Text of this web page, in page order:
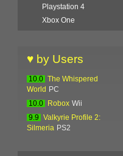
Playstation 4
Xbox One
♥ by Users
10.0
The Whispered
World
PC
10.0
Robox Wii
9.9
Valkyrie Profile 2:
Silmeria PS2